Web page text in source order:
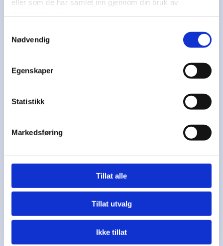
eller som de har samlet inn gjennom din bruk av
Nødvendig
Egenskaper
Statistikk
Markedsføring
Tillat alle
Tillat utvalg
Ikke tillat
Årsberetning, herunder
økonomiske beretning, kontrollutvalgets
a)Endring av statutter for ordensutvalg
c) Daglig leder i 60%
Fastsette medlemskontingent og fullmakt
til gruppene til å fastsette
Budsjett
med leder og ett medlem.
c)Valgkomité med leder, to medlemmer
og ett varamedlem. d)Fullmakt til
Hovedstyret til å oppnevne